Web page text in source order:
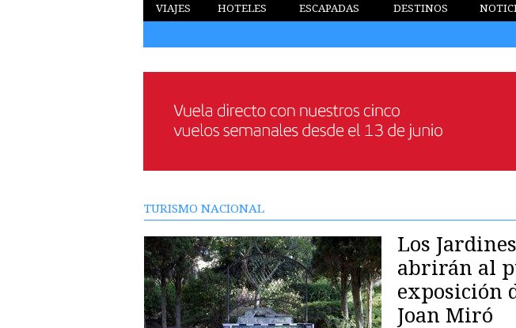
VIAJES HOTELES ESCAPADAS DESTINOS
TURISMO NACIONAL
Los
abrirán al
exposición
Joan Miró